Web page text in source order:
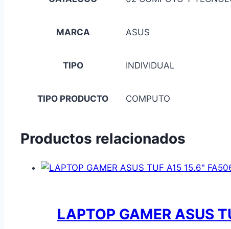
MARCA ASUS
TIPO INDIVIDUAL
TIPO PRODUCTO COMPUTO
Productos relacionados
LAPTOP GAMER ASUS